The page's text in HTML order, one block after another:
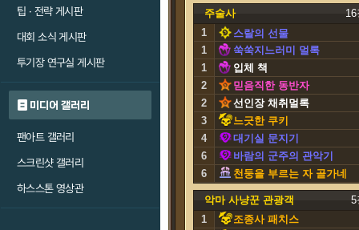
팁 · 전략 게시판
대회 소식 게시판
투기장 연구실 게시판
미디어 갤러리
팬아트 갤러리
스크린샷 갤러리
하스스톤 영상관
주술사
16
1
스랄의 선물
1
쑥쑥지느러미 멀록
1
입체 책
2
믿음직한 동반자
2
선인장 채취멀록
3
느긋한 쿠키
4
대기실 문지기
6
바람의 군주의 관악기
6
천둥을 부르는 자 골가네
스
악마 사냥꾼 관광객
5
1
조종사 패치스